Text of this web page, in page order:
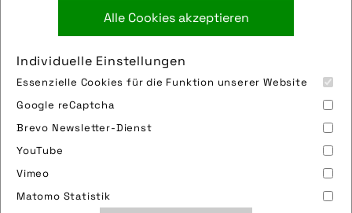
Alle Cookies akzeptieren
Individuelle Einstellungen
Essenzielle Cookies für die Funktion unserer Website
Google reCaptcha
Brevo Newsletter-Dienst
YouTube
Vimeo
Matomo Statistik
Bild downloaden
Nutzungsbedingungen
Datenschutz